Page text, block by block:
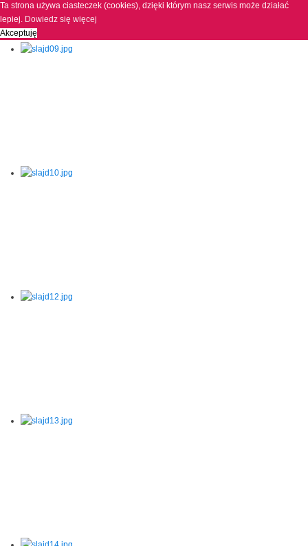
Ta strona używa ciasteczek (cookies), dzięki którym nasz serwis może działać
lepiej. Dowiedz się więcej
Akceptuję